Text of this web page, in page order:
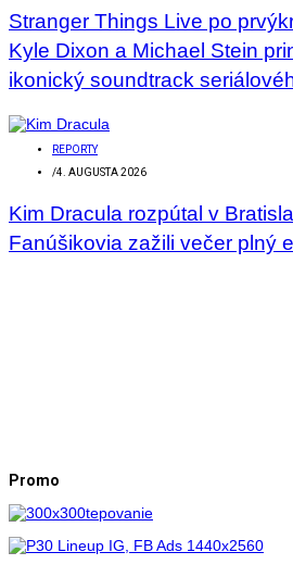
Stranger Things Live po
Kyle Dixon a Michael Stein
ikonický soundtrack
REPORTY
/4. AUGUSTA 2026
Kim Dracula rozpútal v
Fanúšikovia zažili večer plný
Promo